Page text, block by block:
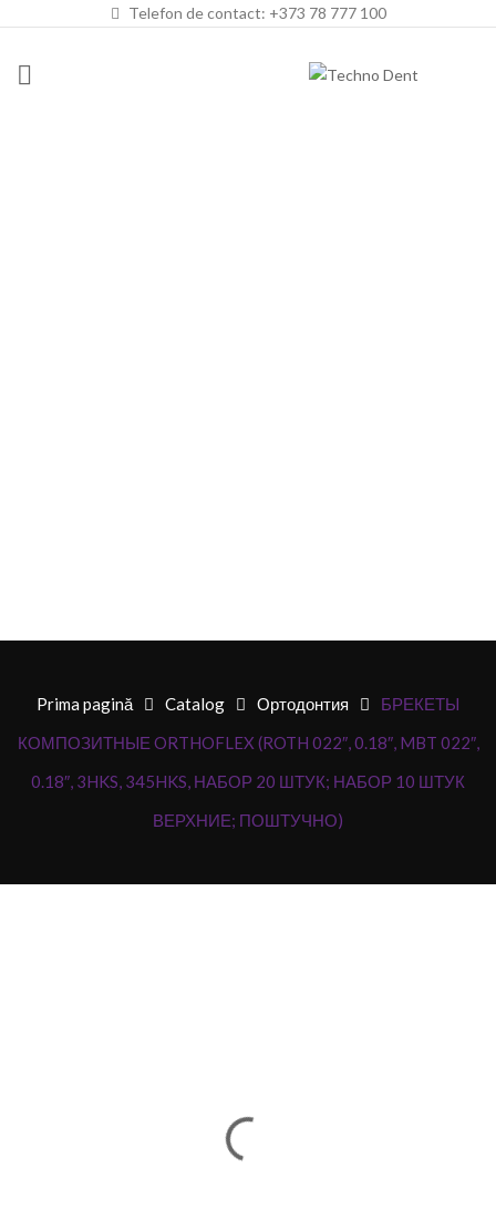
Telefon de contact: +373 78 777 100
Prima pagină Catalog Ортодонтия
БРЕКЕТЫ
КОМПОЗИТНЫЕ ORTHOFLEX (ROTH 022″, 0.18″, MBT 022″,
0.18″, 3HKS, 345HKS, НАБОР 20 ШТУК; НАБОР 10 ШТУК
ВЕРХНИЕ; ПОШТУЧНО)